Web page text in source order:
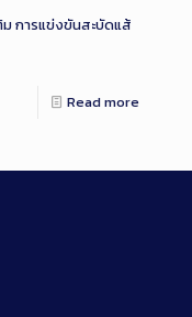
มการแข่งขันสะบัดแส้
Read more